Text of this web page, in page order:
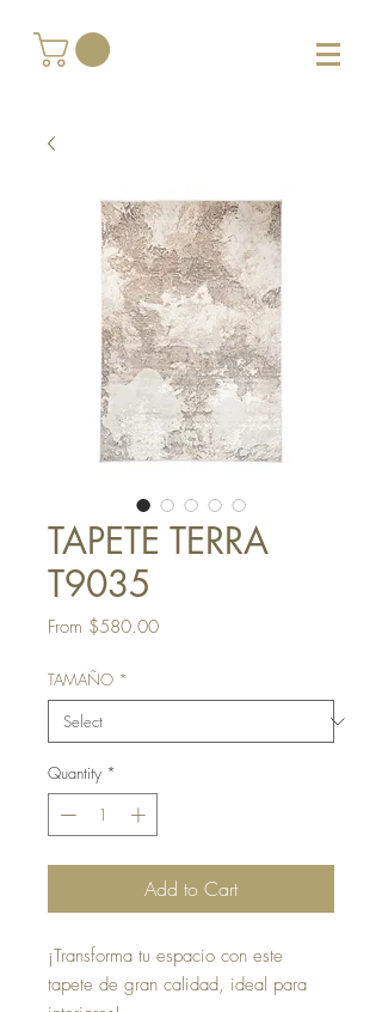
TAPETE TERRA
T9035
From $580.00Sale
TAMAÑO *
Quantity *
Add to Cart
¡Transforma tu espacio con este
tapete de gran calidad, ideal para